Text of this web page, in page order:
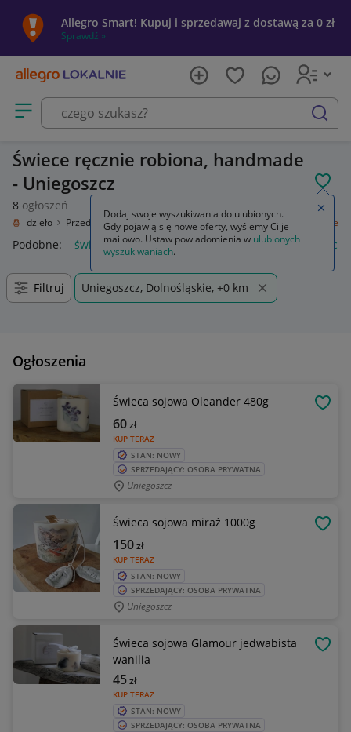
Allegro Smart! Kupuj i sprzedawaj z dostawą za 0 zł
Sprawdź »
Otwórz menu z kategoriami
szukaj
Świece ręcznie robiona, handmade
- Uniegoszcz
8 ogłoszeń
Rękodzieło Przedmioty ręcznie wykonane Wyposażenie domu Świece
Podobne: świece zapłonowe świece sojowe świece
Filtruj Uniegoszcz, Dolnośląskie, +0 km
Ogłoszenia
Świeca sojowa Oleander 480g
KUP TERAZ
60zł
STAN: NOWY
SPRZEDAJĄCY: OSOBA PRYWATNA
Uniegoszcz
Świeca sojowa miraż 1000g
KUP TERAZ
150zł
STAN: NOWY
SPRZEDAJĄCY: OSOBA PRYWATNA
Uniegoszcz
Świeca sojowa Glamour jedwabista
wanilia
KUP TERAZ
45zł
STAN: NOWY
SPRZEDAJĄCY: OSOBA PRYWATNA
Dodaj swoje wyszukiwania do ulubionych.
Gdy pojawią się nowe oferty, wyślemy Ci je
mailowo. Ustaw powiadomienia w ulubionych
wyszukiwaniach.